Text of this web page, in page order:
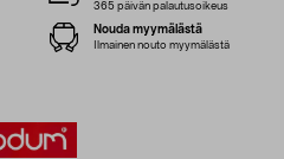
365 päivän palautusoikeus
Nouda myymälästä
Ilmainen nouto myymälästä